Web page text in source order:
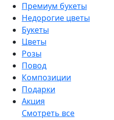
Премиум букеты
Недорогие цветы
Букеты
Цветы
Розы
Повод
Композиции
Подарки
Акция
Смотреть все